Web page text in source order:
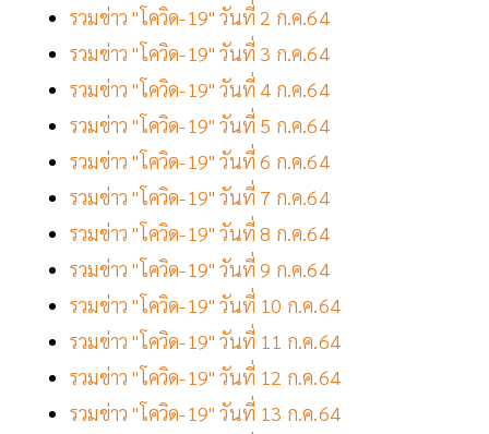
รวมข่าว "โควิด-19" วันที่ 2 ก.ค.64
รวมข่าว "โควิด-19" วันที่ 3 ก.ค.64
รวมข่าว "โควิด-19" วันที่ 4 ก.ค.64
รวมข่าว "โควิด-19" วันที่ 5 ก.ค.64
รวมข่าว "โควิด-19" วันที่ 6 ก.ค.64
รวมข่าว "โควิด-19" วันที่ 7 ก.ค.64
รวมข่าว "โควิด-19" วันที่ 8 ก.ค.64
รวมข่าว "โควิด-19" วันที่ 9 ก.ค.64
รวมข่าว "โควิด-19" วันที่ 10 ก.ค.64
รวมข่าว "โควิด-19" วันที่ 11 ก.ค.64
รวมข่าว "โควิด-19" วันที่ 12 ก.ค.64
รวมข่าว "โควิด-19" วันที่ 13 ก.ค.64